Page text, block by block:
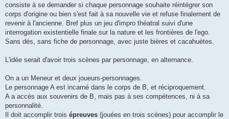
consiste à se demander si chaque personnage souhaite réintégrer son
corps d'origine ou bien s'est fait à sa nouvelle vie et refuse finalement de
revenir à l'ancienne. Bref plus un jeu d'impro théatral suivi d'une
interrogation existentielle finale sur la nature et les frontières de l'ego.
Sans dés, sans fiche de personnage, avec juste bières et cacahuètes.
L'idée serait d'avoir trois scènes par personnage, en alternance.
On a un Meneur et deux joueurs-personnages.
Le personnage A est incarné dans le corps de B, et réciproquement.
A a accès aux souvenirs de B, mais pas à ses compétences, ni à sa
personnalité.
Il doit accomplir trois épreuves (jouées en trois scènes) pour accomplir le